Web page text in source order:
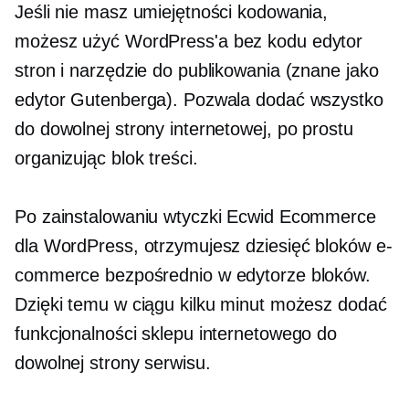
Jeśli nie masz umiejętności kodowania,
możesz użyć WordPress'a bez kodu edytor
stron i narzędzie do publikowania (znane jako
edytor Gutenberga). Pozwala dodać wszystko
do dowolnej strony internetowej, po prostu
organizując blok treści.
Po zainstalowaniu wtyczki Ecwid Ecommerce
dla WordPress, otrzymujesz dziesięć bloków e-
commerce bezpośrednio w edytorze bloków.
Dzięki temu w ciągu kilku minut możesz dodać
funkcjonalności sklepu internetowego do
dowolnej strony serwisu.